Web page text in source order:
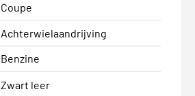
Coupe
Achterwielaandrijving
Benzine
Zwart leer